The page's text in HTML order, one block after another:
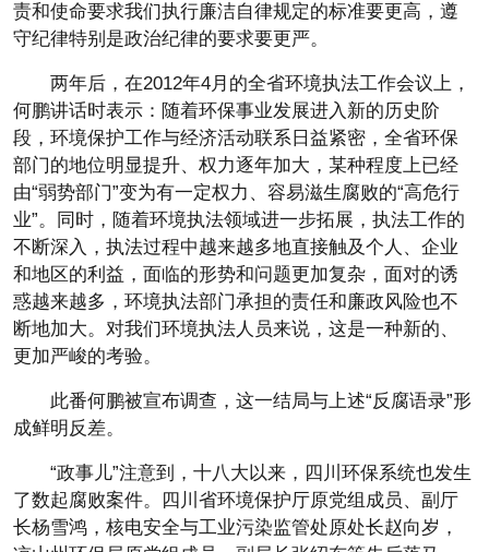
责和使命要求我们执行廉洁自律规定的标准要更高，遵
守纪律特别是政治纪律的要求要更严。
两年后，在2012年4月的全省环境执法工作会议上，
何鹏讲话时表示：随着环保事业发展进入新的历史阶
段，环境保护工作与经济活动联系日益紧密，全省环保
部门的地位明显提升、权力逐年加大，某种程度上已经
由“弱势部门”变为有一定权力、容易滋生腐败的“高危行
业”。同时，随着环境执法领域进一步拓展，执法工作的
不断深入，执法过程中越来越多地直接触及个人、企业
和地区的利益，面临的形势和问题更加复杂，面对的诱
惑越来越多，环境执法部门承担的责任和廉政风险也不
断地加大。对我们环境执法人员来说，这是一种新的、
更加严峻的考验。
此番何鹏被宣布调查，这一结局与上述“反腐语录”形
成鲜明反差。
“政事儿”注意到，十八大以来，四川环保系统也发生
了数起腐败案件。四川省环境保护厅原党组成员、副厅
长杨雪鸿，核电安全与工业污染监管处原处长赵向岁，